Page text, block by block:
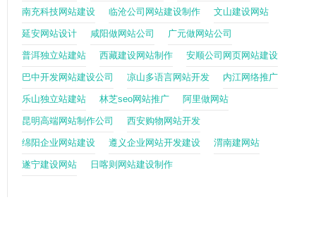
南充科技网站建设 临沧公司网站建设制作 文山建设网站
延安网站设计 咸阳做网站公司 广元做网站公司
普洱独立站建站 西藏建设网站制作 安顺公司网页网站建设
巴中开发网站建设公司 凉山多语言网站开发 内江网络推广
乐山独立站建站 林芝seo网站推广 阿里做网站
昆明高端网站制作公司 西安购物网站开发
绵阳企业网站建设 遵义企业网站开发建设 渭南建网站
遂宁建设网站 日喀则网站建设制作